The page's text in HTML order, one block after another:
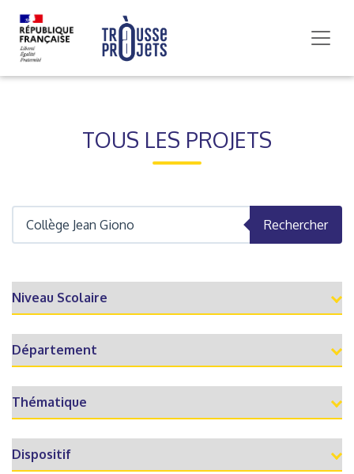
TOUS LES PROJETS
Rechercher